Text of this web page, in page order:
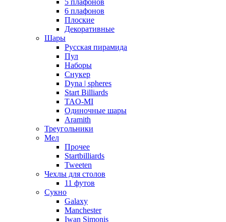
5 плафонов
6 плафонов
Плоские
Декоративные
Шары
Русская пирамида
Пул
Наборы
Снукер
Dyna | spheres
Start Billiards
TAO-MI
Одиночные шары
Aramith
Треугольники
Мел
Прочее
Startbilliards
Tweeten
Чехлы для столов
11 футов
Сукно
Galaxy
Manchester
Iwan Simonis